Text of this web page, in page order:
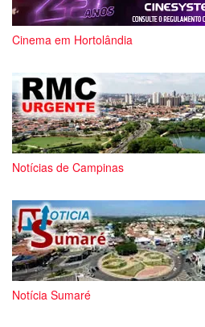
Cinema em Hortolândia
Notícias de Campinas
Notícia Sumaré